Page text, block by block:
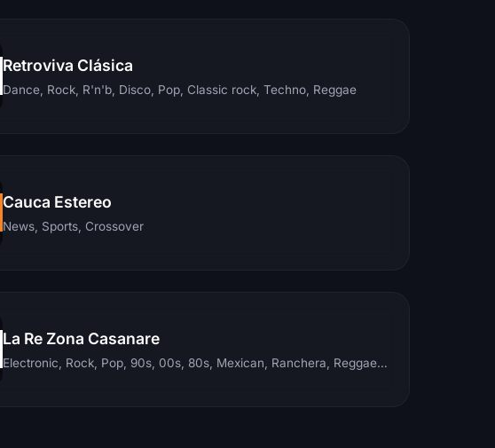
Retroviva Clásica
Dance, Rock, R'n'b, Disco, Pop, Classic rock, Techno, Reggae
Cauca Estereo
News, Sports, Crossover
La Re Zona Casanare
Electronic, Rock, Pop, 90s, 00s, 80s, Mexican, Ranchera, Reggaeton, Instrumental, Salsa, Merengue, Tropical, Romantic, Vallenato, Llanera